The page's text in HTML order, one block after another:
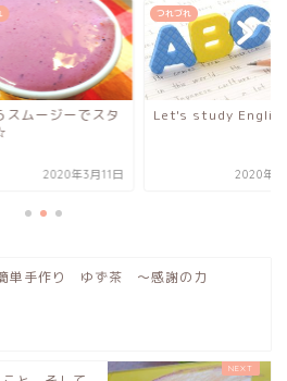
スムージーでスタ
2020年3月11日
つれづれ
Let's study
2020年2
単手作り ゆず茶 〜感謝の力